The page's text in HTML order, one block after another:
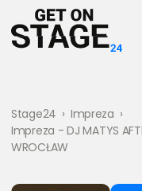
Stage24 › Impreza ›
Impreza - DJ MATYS
WROCŁAW